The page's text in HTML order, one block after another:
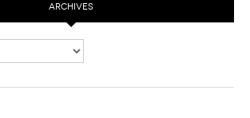
ARCHIVES